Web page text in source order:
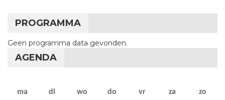
PROGRAMMA
Geen programma data gevonden.
AGENDA
ma maandag
di dinsdag
wo woensdag
do donderdag
vr vrijdag
za zaterdag
zo